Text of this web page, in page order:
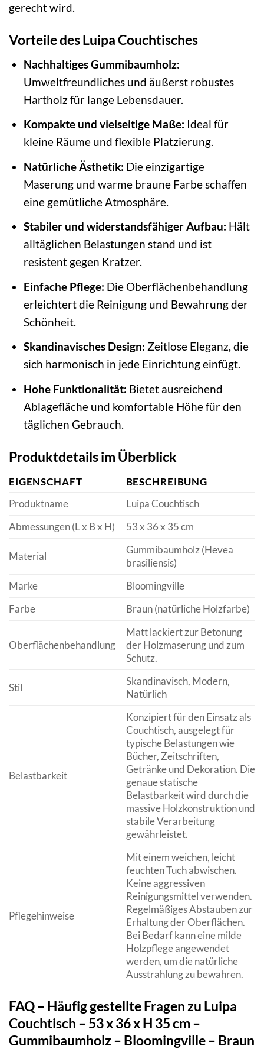
gerecht wird.
Vorteile des Luipa Couchtisches
Nachhaltiges Gummibaumholz:
Umweltfreundliches und äußerst robustes
Hartholz für lange Lebensdauer.
Kompakte und vielseitige Maße: Ideal für
kleine Räume und flexible Platzierung.
Natürliche Ästhetik: Die einzigartige
Maserung und warme braune Farbe schaffen
eine gemütliche Atmosphäre.
Stabiler und widerstandsfähiger Aufbau: Hält
alltäglichen Belastungen stand und ist
resistent gegen Kratzer.
Einfache Pflege: Die Oberflächenbehandlung
erleichtert die Reinigung und Bewahrung der
Schönheit.
Skandinavisches Design: Zeitlose Eleganz, die
sich harmonisch in jede Einrichtung einfügt.
Hohe Funktionalität: Bietet ausreichend
Ablagefläche und komfortable Höhe für den
täglichen Gebrauch.
Produktdetails im Überblick
EIGENSCHAFT
BESCHREIBUNG
Produktname
Luipa Couchtisch
Abmessungen (L x B x H)
53 x 36 x 35 cm
Material
Gummibaumholz (Hevea
brasiliensis)
Marke
Bloomingville
Farbe
Braun (natürliche Holzfarbe)
Oberflächenbehandlung
Matt lackiert zur Betonung
der Holzmaserung und zum
Schutz.
Stil
Skandinavisch, Modern,
Natürlich
Belastbarkeit
Konzipiert für den Einsatz als
Couchtisch, ausgelegt für
typische Belastungen wie
Bücher, Zeitschriften,
Getränke und Dekoration. Die
genaue statische
Belastbarkeit wird durch die
massive Holzkonstruktion und
stabile Verarbeitung
gewährleistet.
Pflegehinweise
Mit einem weichen, leicht
feuchten Tuch abwischen.
Keine aggressiven
Reinigungsmittel verwenden.
Regelmäßiges Abstauben zur
Erhaltung der Oberflächen.
Bei Bedarf kann eine milde
Holzpflege angewendet
werden, um die natürliche
Ausstrahlung zu bewahren.
FAQ – Häufig gestellte Fragen zu Luipa
Couchtisch – 53 x 36 x H 35 cm –
Gummibaumholz – Bloomingville – Braun